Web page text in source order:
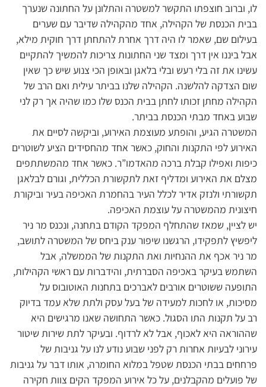
לו, וברוב חוצפתו התקשר למשטרה והתלונן על החתונה שנערך
בבית הכנסת של הקהילה, אחד מהקהילה שדיבר עם שערים
בעילום שם, שאמר לו היה דרך אחרת להתחתן דרך חוקית מילא,
אבל ביננו אין דרך ומצד שני החתונות צריכות להמשיך להתקיים
עשינו את זה בלי רעש ובלי בלאגן ובאופן הכי צנוע שיש כך שאין
שום הצדקה להלשנה. הקהילה שלנו בביתר עילית ואם הרב של
הקהילה מחתן זכותו לחתן בבית הכנס שלו כמו שהיה אך רק לני
שבוע באחד מבתי הכנסת בביתר.
המשטרה הגיע, והופתע מעוצמת האירוע, וביקשה לסיים את
האירוע לפי התקנות והחוק, כאשר אחד מהחסידים הציע לשוטרים
כיפות ואפילו קבלת ברכה מהאדמו”ר. כאשר אחד מהמשתתפים
מצלם את האירוע ומדליף זאת לתקשורת הכללית, וגורם לבלאגן
תקשורתי ולנזק אדיר לכלל העיר בהחמרת האכיפה בעיר וביקורת
חיצונית מהמשטרה על עוצמת האכיפה.
יש לציין, שמאז שהתחלף המפקד הקודם בתחנה, ונכנס מר ניר
ליפשיץ לתפקידו, הרגשנו שיפור ענק ביחס של המשטרה לתושב,
מר ניר אכף את ההנחיות ואת התקנות של הממשלה, אבל
השתמש בעיקר באכיפה הסברתית, והידברות עם ראשי הקהילות,
התופעה ששוטרים אורבים לאברכים בתחנות האוטובוס על
מסיכות, או לחכות למעידה של בעל עסק ולתת שלא עמד בדיוק
רב על תקנות התו הסגול. כאשר התחושה שאנו מרגישים היא
שההוראה היא לאכוף, אבל לא לרדוף. ובעיקר לתת שירות שיטור
עירוני לבעיות אחרות רק לפני שבוע נודע לנו על גניבות של
פרחחים בבתי הכנסת שטפל במלוא החומרה, אותו דבר על גניבות
של פועלים מהקבלנים, על כל אירוע המפקד הקים צוות חקירה